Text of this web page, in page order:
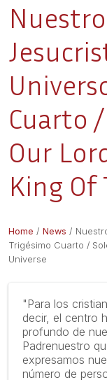
Cuarto
Our
King Of
Home / News /
Trigésimo Cuarto /
Universe
"Para los
decir, el centro
profundo de
Padrenuestro
expresamos
número de